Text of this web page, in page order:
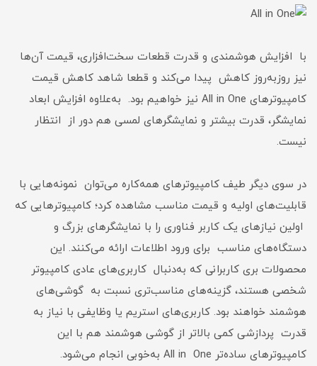
با افزایش هوشمندی و قدرت قطعات سخت‌افزاری، قیمت آن‌ها
نیز روزبه‌روز کاهش پیدا می‌کند و قطعا شاهد کاهش قیمت
کامپیوترهای All in One نیز خواهیم بود. به‌علاوه افزایش ابعاد
نمایشگر، قدرت بیشتر و نمایشگرهای لمسی هم دور از انتظار
نیست.
در سوی دیگر طیف کامپیوترهای همه‌کاره می‌توان نمونه‌هایی با
قابلیت‌های اولیه و قیمت مناسب مشاهده کرد؛ کامپیوترهایی که
اولین نیازهای یک کاربر فناوری را با نمایشگرهای بزرگ و
دستگاه‌های مناسب برای ورود اطلاعات ارائه می‌کنند. این
محصولات بری کاربرانی که به‌دنبال کاربری‌های عادی کامپیوتر
شخصی هستند، گزینه‌های مناسب‌تری نسبت به گوشی‌های
هوشمند خواهند بود. کاربری‌های استریم یا وظایفی با نیاز به
قدرت پردازشی کمی بالاتر از گوشی هوشمند هم با این
کامپیوترهای ساده‌تر All in One به‌خوبی انجام می‌شود.